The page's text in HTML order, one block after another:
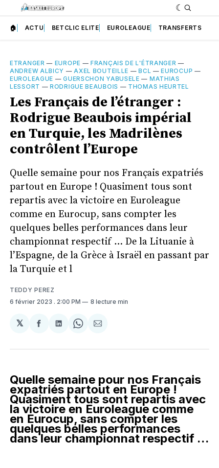
🏠 ACTU BETCLIC ELITE EUROLEAGUE TRANSFERTS
ETRANGER — EUROPE —FRANÇAIS DE L'ÉTRANGER —
ANDREW ALBICY —AXEL BOUTEILLE —BCL —EUROCUP —
EUROLEAGUE —GUERSCHON YABUSELE — MATHIAS
LESSORT —RODRIGUE BEAUBOIS — THOMAS HEURTEL
Les Français de l’étranger :
Rodrigue Beaubois impérial
en Turquie, les Madrilènes
contrôlent l’Europe
Quelle semaine pour nos Français expatriés
partout en Europe ! Quasiment tous sont
repartis avec la victoire en Euroleague
comme en Eurocup, sans compter les
quelques belles performances dans leur
championnat respectif … De la Lituanie à
l’Espagne, de la Grèce à Israël en passant par
la Turquie et l
TEDDY PEREZ
6 février 2023 . 2:00 PM 8 lecture min
𝕏
Partager
Facebook
Partager
LinkedIn
Share
WhatsApp
Partager
Courriel
Quelle semaine pour nos Français
expatriés partout en Europe !
Quasiment tous sont repartis avec
la victoire en Euroleague comme
en Eurocup, sans compter les
quelques belles performances
dans leur championnat respectif …